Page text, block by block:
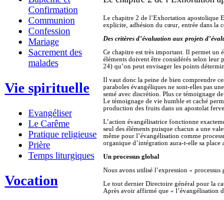
Confirmation
Communion
Confession
Mariage
Sacrement des
malades
Vie spirituelle
Evangéliser
Le Carême
Pratique religieuse
Prière
Temps liturgiques
Vocation
Le chapitre 2 de l’Exhortation apostolique
explicite, adhésion du cœur, entrée dans la
Des critères d’évaluation aux projets
Ce chapitre est très important. Il permet un
éléments doivent être considérés selon leur
24) qu’on peut envisager les points
Il vaut donc la peine de bien comprendre
paraboles évangéliques ne sont-elles pas
semé avec discrétion. Plus ce témoignage
Le témoignage de vie humble et caché
production des fruits dans un apostolat
L’action évangélisatrice fonctionne
seul des éléments puisque chacun a une
même pour l’évangélisation comme
organique d’intégration aura-t-elle sa place
Un processus global
Nous avons utilisé l’expression «
Le tout dernier Directoire général pour la
Après avoir affirmé que « l’évangélisation